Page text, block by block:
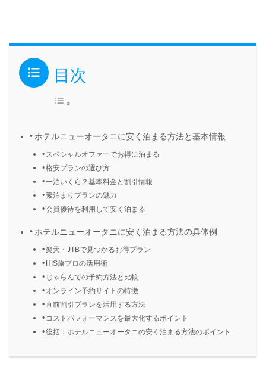
目次
ホテルニューオータニに安く泊まる方法と基本情報
スペシャルオファーでお得に泊まる
格安プランの選び方
一泊いくら？基本料金と割引情報
素泊まりプランの魅力
会員優待を利用して安く泊まる
ホテルニューオータニに安く泊まる方法の具体例
楽天・JTBで見つかるお得プラン
HIS旅プロの活用術
じゃらんでの予約方法と比較
オンライン予約サイトの特徴
直前割引プランを活用する方法
コストパフォーマンスを最大化するポイント
総括：ホテルニューオータニの安く泊まる方法のポイント